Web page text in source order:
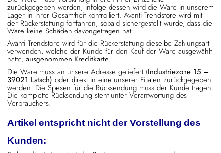
zurückgegeben werden, infolge dessen wird die Ware in unserem
Lager in Ihrer Gesamtheit kontrolliert. Avanti Trendstore wird mit
der Rückerstattung fortfahren, sobald sichergestellt wurde, dass die
Ware keine Schäden davongetragen hat.
Avanti Trendstore wird für die Rückerstattung dieselbe Zahlungsart
verwenden, welche der Kunde für den Kauf der Ware ausgewählt
hatte, ausgenommen Kreditkarte.
Die Ware muss an unsere Adresse geliefert (Industriezone 15 –
39021 Latsch) oder direkt in eine unserer Filialen zurückgegeben
werden. Die Spesen für die Rücksendung muss der Kunde tragen.
Die komplette Rücksendung steht unter Verantwortung des
Verbrauchers.
Artikel entspricht nicht der Vorstellung des
Kunden: